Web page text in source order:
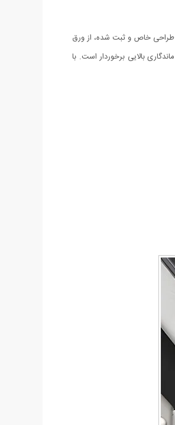
با طراحی خاص و ثبت شده، از ورق
بالایی برخوردار است. با